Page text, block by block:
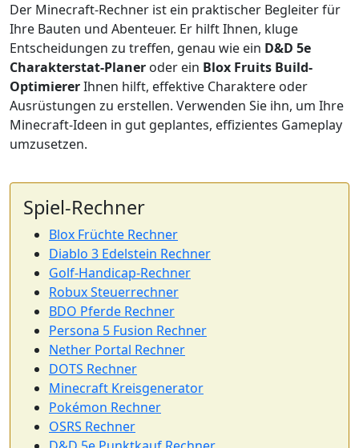
Der Minecraft-Rechner ist ein praktischer Begleiter für
Ihre Bauten und Abenteuer. Er hilft Ihnen, kluge
Entscheidungen zu treffen, genau wie ein D&D 5e
Charakterstat-Planer oder ein Blox Fruits Build-
OptimiererIhnen hilft, effektive Charaktere oder
Ausrüstungen zu erstellen. Verwenden Sie ihn, um Ihre
Minecraft-Ideen in gut geplantes, effizientes Gameplay
umzusetzen.
Spiel-Rechner
Blox Früchte Rechner
Diablo 3 Edelstein Rechner
Golf-Handicap-Rechner
Robux Steuerrechner
BDO Pferde Rechner
Persona 5 Fusion Rechner
Nether Portal Rechner
DOTS Rechner
Minecraft Kreisgenerator
Pokémon Rechner
OSRS Rechner